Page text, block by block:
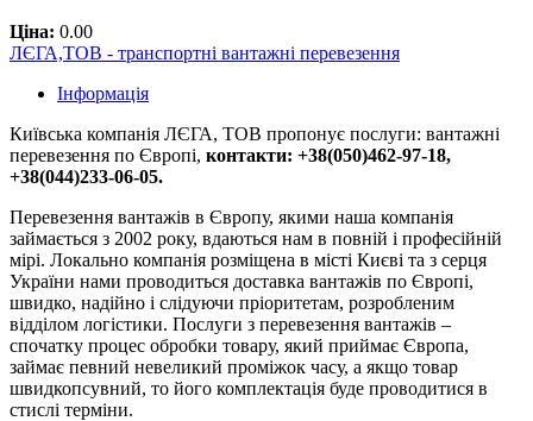
Ціна: 0.00
ЛЄГА,ТОВ - транспортні вантажні перевезення
Інформація
Київська компанія ЛЄГА, ТОВ пропонує послуги: вантажні
перевезення по Європі, контакти: +38(050)462-97-18,
+38(044)233-06-05.
Перевезення вантажів в Європу, якими наша компанія
займається з 2002 року, вдаються нам в повній і професійній
мірі. Локально компанія розміщена в місті Києві та з серця
України нами проводиться доставка вантажів по Європі,
швидко, надійно і слідуючи пріоритетам, розробленим
відділом логістики. Послуги з перевезення вантажів –
спочатку процес обробки товару, який приймає Європа,
займає певний невеликий проміжок часу, а якщо товар
швидкопсувний, то його комплектація буде проводитися в
стислі терміни.